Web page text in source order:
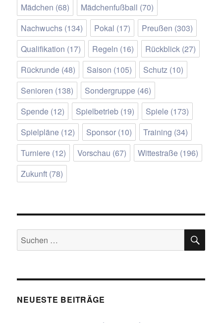
Mädchen (68) Mädchenfußball (70)
Nachwuchs (134) Pokal (17) Preußen (303)
Qualifikation (17) Regeln (16) Rückblick (27)
Rückrunde (48) Saison (105) Schutz (10)
Senioren (138) Sondergruppe (46)
Spende (12) Spielbetrieb (19) Spiele (173)
Spielpläne (12) Sponsor (10) Training (34)
Turniere (12) Vorschau (67) Wittestraße (196)
Zukunft (78)
Suchen
nach:
NEUESTE BEITRÄGE